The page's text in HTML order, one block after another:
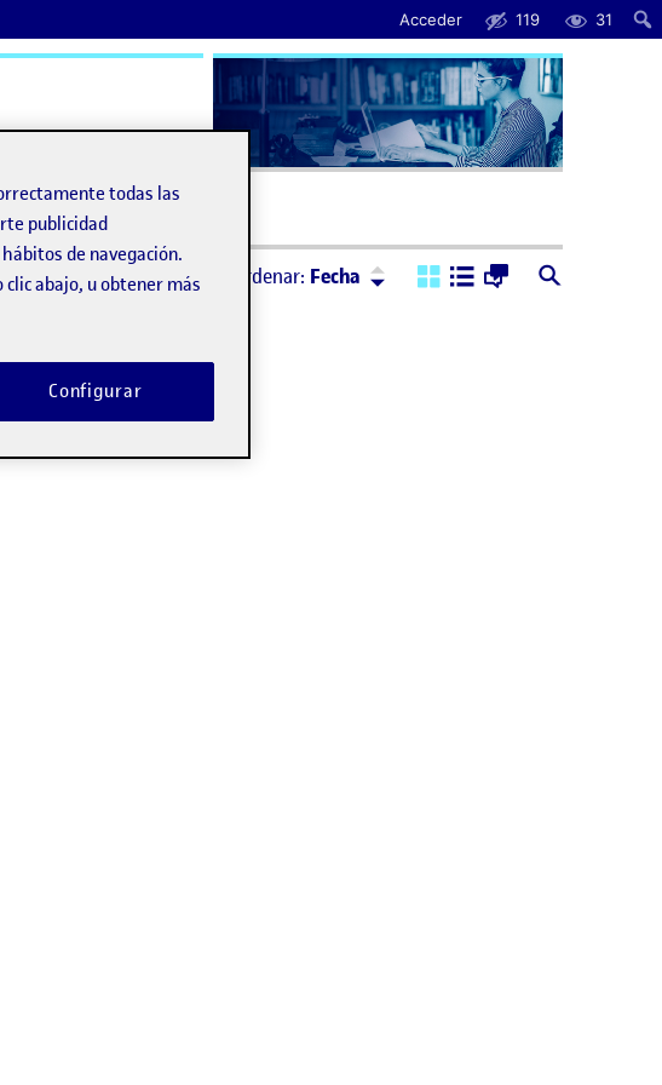
Acceder 119 31
Ayuda
Ordenar: Fecha Ordenar:Descendente
todas las
publicidad
de navegación.
abajo, u obtener más
Configurar